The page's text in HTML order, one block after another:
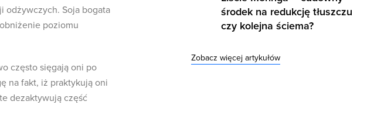
odżywczych. Soja bogata
poziomu
często sięgają oni po
na fakt, iż praktykują oni
dezaktywują część
środek na redukcję tłuszczu
czy kolejna ściema?
Zobacz więcej artykułów